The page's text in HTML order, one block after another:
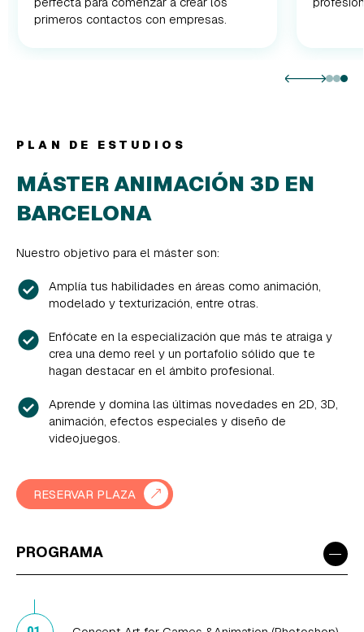
primeros contactos con empresas.
PLAN DE ESTUDIOS
MÁSTER ANIMACIÓN 3D EN
BARCELONA
Nuestro objetivo para el máster son:
Amplía tus habilidades en áreas como animación,
modelado y texturización, entre otras.
Enfócate en la especialización que más te atraiga y
crea una demo reel y un portafolio sólido que te
hagan destacar en el ámbito profesional.
Aprende y domina las últimas novedades en 2D, 3D,
animación, efectos especiales y diseño de
videojuegos.
RESERVAR PLAZA
PROGRAMA −